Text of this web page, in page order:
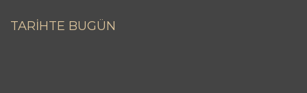
TARİHTE BUGÜN